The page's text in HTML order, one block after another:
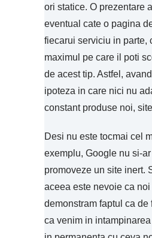
ori statice. O prezentare
eventual cate o pagina
fiecarui serviciu in parte,
maximul pe care il poti
de acest tip. Astfel,
ipoteza in care nici nu
constant produse noi,
Desi nu este tocmai cel
exemplu, Google nu si-
promoveze un site inert.
aceea este nevoie ca noi
demonstram faptul ca de
ca venim in